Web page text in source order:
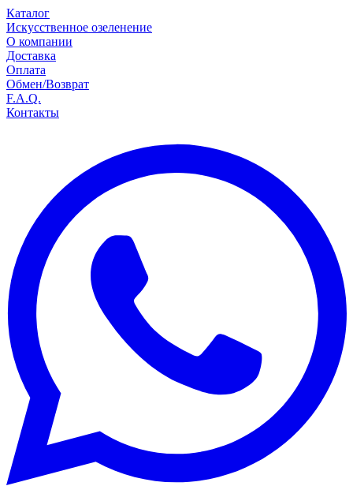
Каталог
Искусственное озеленение
О компании
Доставка
Оплата
Обмен/Возврат
F.A.Q.
Контакты